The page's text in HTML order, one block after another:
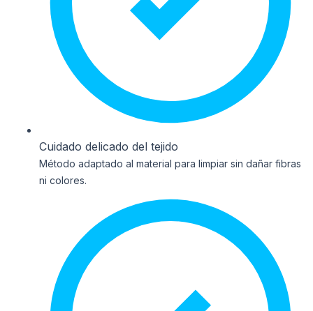
Cuidado delicado del tejido
Método adaptado al material para limpiar sin dañar fibras
ni colores.